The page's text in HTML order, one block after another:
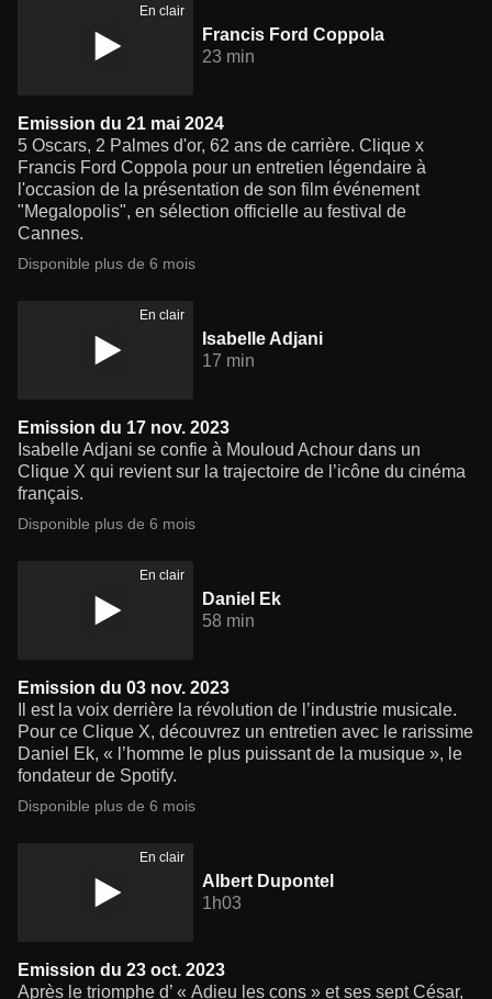
En clair
Francis Ford Coppola
23 min
Emission du 21 mai 2024
5 Oscars, 2 Palmes d'or, 62 ans de carrière. Clique x
Francis Ford Coppola pour un entretien légendaire à
l'occasion de la présentation de son film événement
"Megalopolis", en sélection officielle au festival de
Cannes.
Disponible plus de 6 mois
En clair
Isabelle Adjani
17 min
Emission du 17 nov. 2023
Isabelle Adjani se confie à Mouloud Achour dans un
Clique X qui revient sur la trajectoire de l’icône du cinéma
français.
Disponible plus de 6 mois
En clair
Daniel Ek
58 min
Emission du 03 nov. 2023
Il est la voix derrière la révolution de l’industrie musicale.
Pour ce Clique X, découvrez un entretien avec le rarissime
Daniel Ek, « l’homme le plus puissant de la musique », le
fondateur de Spotify.
Disponible plus de 6 mois
En clair
Albert Dupontel
1h03
Emission du 23 oct. 2023
Après le triomphe d’ « Adieu les cons » et ses sept César,